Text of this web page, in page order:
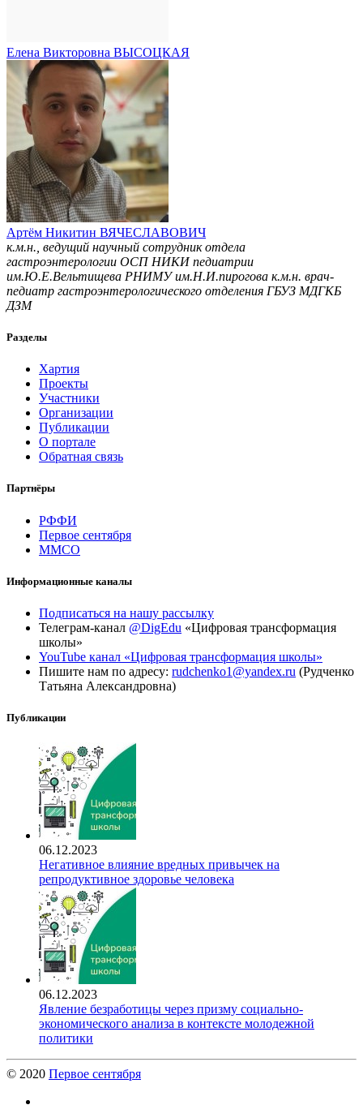
Елена Викторовна ВЫСОЦКАЯ
Артём Никитин ВЯЧЕСЛАВОВИЧ
к.м.н., ведущий научный сотрудник отдела
гастроэнтерологии ОСП НИКИ педиатрии
им.Ю.Е.Вельтищева РНИМУ им.Н.И.пирогова к.м.н. врач-
педиатр гастроэнтерологического отделения ГБУЗ МДГКБ
ДЗМ
Разделы
Хартия
Проекты
Участники
Организации
Публикации
О портале
Обратная связь
Партнёры
РФФИ
Первое сентября
ММСО
Информационные каналы
Подписаться на нашу рассылку
Телеграм-канал @DigEdu «Цифровая трансформация
школы»
YouTube канал «Цифровая трансформация школы»
Пишите нам по адресу: rudchenko1@yandex.ru (Рудченко
Татьяна Александровна)
Публикации
06.12.2023
Негативное влияние вредных привычек на
репродуктивное здоровье человека
06.12.2023
Явление безработицы через призму социально-
экономического анализа в контексте молодежной
политики
© 2020 Первое сентября